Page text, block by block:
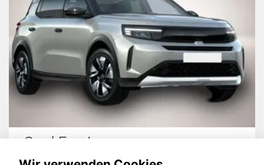
Opel Frontera